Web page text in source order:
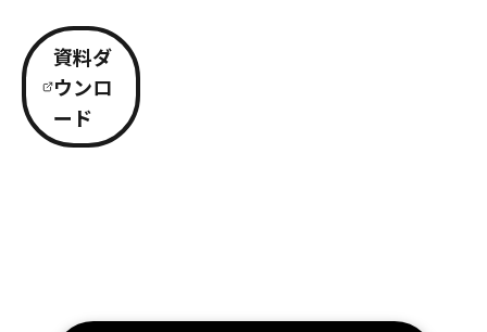
資料ダ
ウンロ
ード